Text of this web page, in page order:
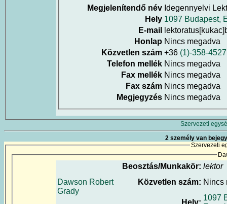
Megjelenítendő név Idegennyelvi
Hely 1097 Budapest,
E-mail
Honlap Nincs megadva
Közvetlen szám +36 (1)-358-4527
Telefon mellék Nincs megadva
Fax mellék Nincs megadva
Fax szám Nincs megadva
Megjegyzés Nincs megadva
Szervezeti
2 személy van
Szervezeti
Dawson Robert
Grady
Beosztás/Munkakör: lektor
Közvetlen szám: Nincs
Hely:
1097